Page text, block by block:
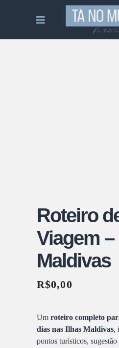
Roteiro
Viagem –
Maldivas
R$0,00
Um roteiro completo
dias nas Ilhas Maldivas,
pontos turísticos, sugestão